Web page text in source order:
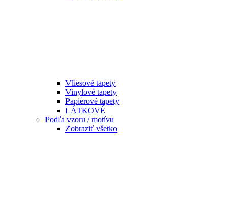
Vliesové tapety
Vinylové tapety
Papierové tapety
LÁTKOVÉ
Podľa vzoru / motívu
Zobraziť všetko